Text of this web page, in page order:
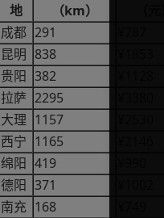
地
（km）
成都 291
昆明 838
贵阳 382
拉萨 2295
大理 1157
西宁 1165
绵阳 419
德阳 371
南充 168